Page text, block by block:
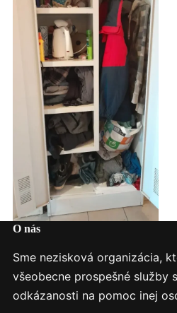
O nás
Sme nezisková organizácia,
všeobecne prospešné služby
odkázanosti na pomoc inej